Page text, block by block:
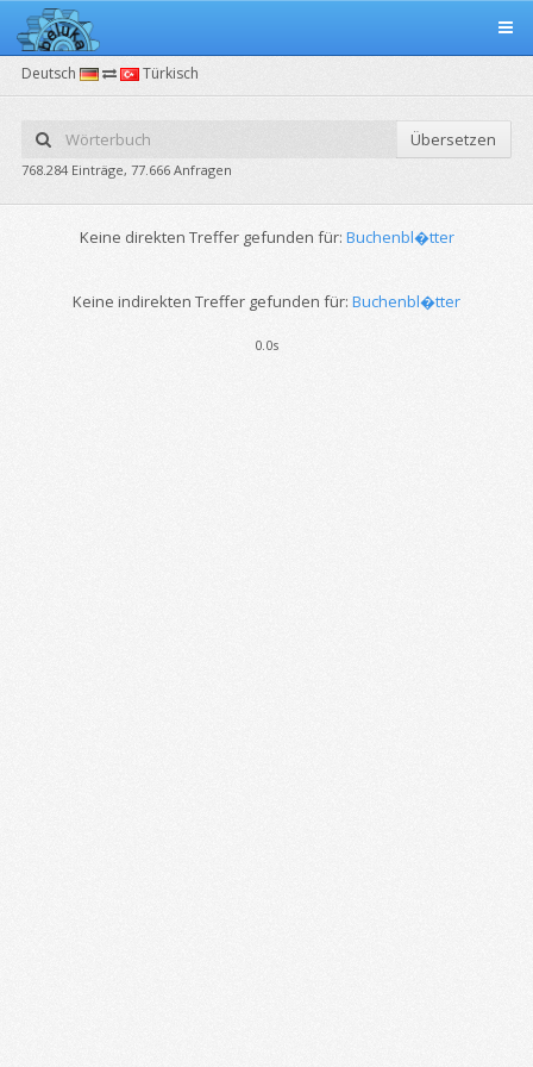
Deutsch Türkisch
Übersetzen
768.284 Einträge, 77.666 Anfragen
Keine direkten Treffer gefunden für: Buchenbl�tter
Keine indirekten Treffer gefunden für: Buchenbl�tter
0.0s